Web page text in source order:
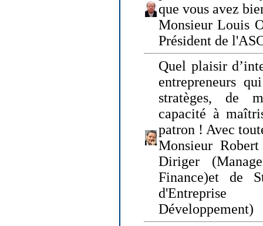
que vous avez
Monsieur Louis
Président de
Quel plaisir
entrepreneurs
stratèges, de
capacité à
patron ! Avec
Monsieur
Diriger
Finance)et de
Développement)